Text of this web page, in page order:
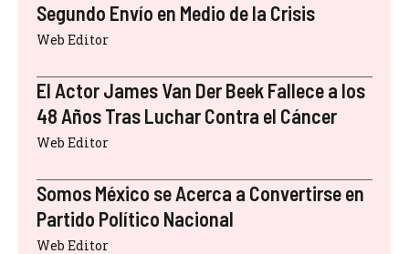
Segundo Envío en Medio de la Crisis
Web Editor
El Actor James Van Der Beek Fallece a los
48 Años Tras Luchar Contra el Cáncer
Web Editor
Somos México se Acerca a Convertirse en
Partido Político Nacional
Web Editor